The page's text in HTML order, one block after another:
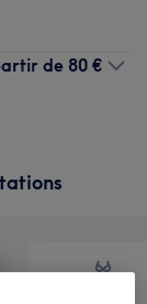
de 80 €